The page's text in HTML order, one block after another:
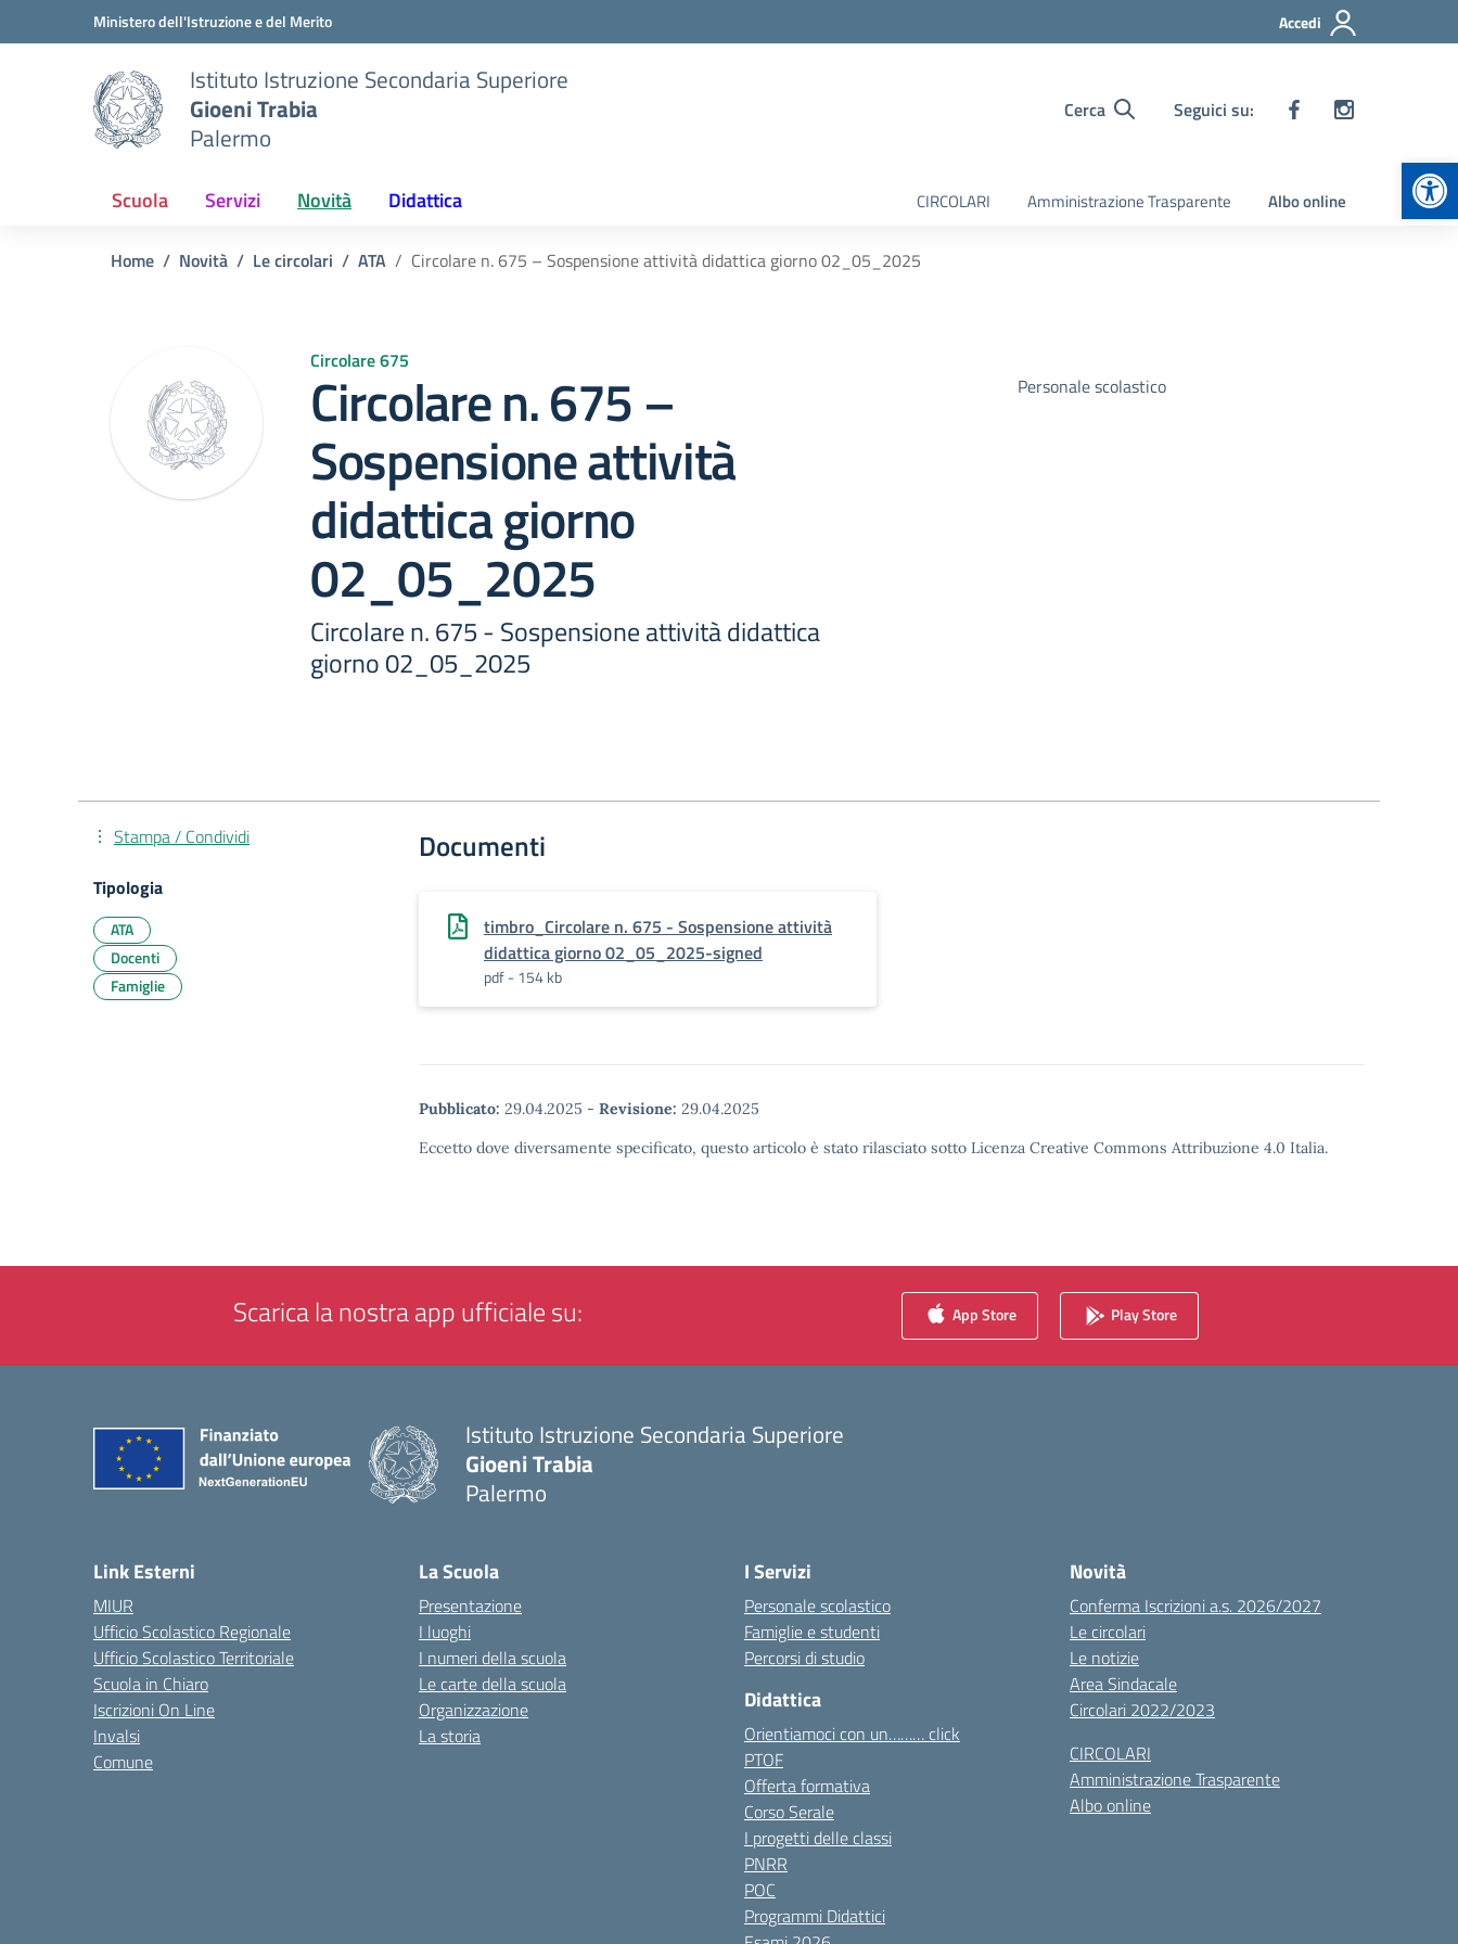
Vai ai contenuti
Vai al menu di navigazioneMinistero dell'Istruzione e del Merito Accedi
Istituto Istruzione Secondaria Superiore
Gioeni Trabia
Palermo
Cerca Seguici su:
Scuola Servizi Novità Didattica CIRCOLARI Amministrazione Trasparente Albo online
Home Novità Le circolari ATA Circolare n. 675 – Sospensione attività didattica giorno 02_05_2025
Circolare 675
Circolare n. 675 –
Sospensione attività
didattica giorno
02_05_2025
Circolare n. 675 - Sospensione attività didattica
giorno 02_05_2025
Personale scolastico
Documenti
timbro_Circolare n. 675 - Sospensione attività
didattica giorno 02_05_2025-signed
pdf - 154 kb
Pubblicato: 29.04.2025 - Revisione: 29.04.2025
Eccetto dove diversamente specificato, questo articolo è stato rilasciato sotto Licenza Creative Commons Attribuzione 4.0 Italia.
Stampa / Condividi
Tipologia
ATA
Docenti
Famiglie
Scarica la nostra app ufficiale su: App Store Play Store
Istituto Istruzione Secondaria Superiore
Gioeni Trabia
Palermo
Link Esterni
MIUR
Ufficio Scolastico Regionale
Ufficio Scolastico Territoriale
Scuola in Chiaro
Iscrizioni On Line
Invalsi
Comune
La Scuola
Presentazione
I luoghi
I numeri della scuola
Le carte della scuola
Organizzazione
La storia
I Servizi
Personale scolastico
Famiglie e studenti
Percorsi di studio
Didattica
Orientiamoci con un……… click
PTOF
Offerta formativa
Corso Serale
I progetti delle classi
PNRR
POC
Programmi Didattici
Novità
Conferma Iscrizioni a.s. 2026/2027
Le circolari
Le notizie
Area Sindacale
Circolari 2022/2023
CIRCOLARI
Amministrazione Trasparente
Albo online